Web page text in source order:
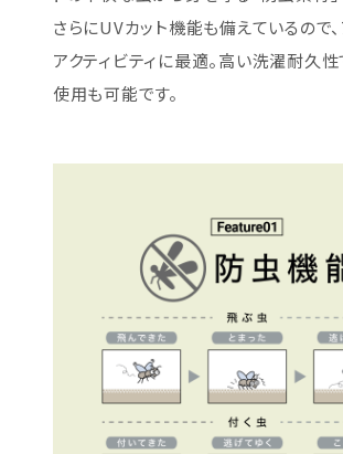
さらにUVカット機能も備えているので、
アクティビティに最適。高い洗濯耐久性
使用も可能です。